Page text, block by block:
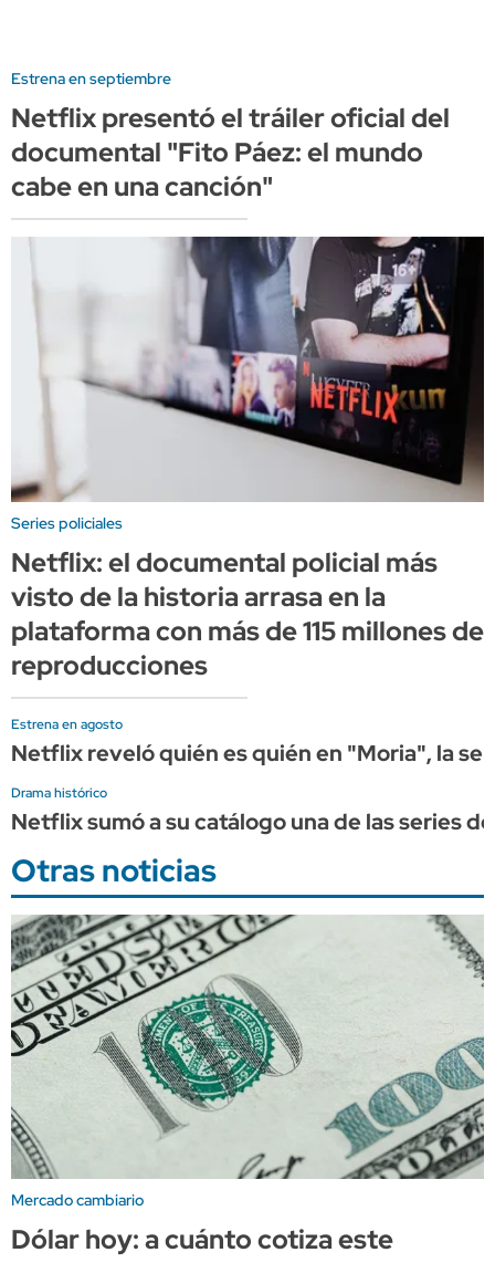
Estrena en septiembre
Netflix presentó el tráiler oficial del
documental "Fito Páez: el mundo
cabe en una canción"
Series policiales
Netflix: el documental policial más
visto de la historia arrasa en la
plataforma con más de 115 millones de
reproducciones
Estrena en agosto
Netflix reveló quién es quién en "Moria", la
Drama histórico
Netflix sumó a su catálogo una de las series
Otras noticias
Mercado cambiario
Dólar hoy: a cuánto cotiza este